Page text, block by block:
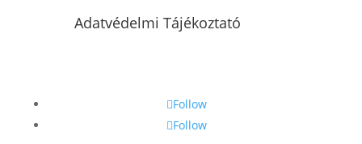
Adatvédelmi Tájékoztató
Follow
Follow